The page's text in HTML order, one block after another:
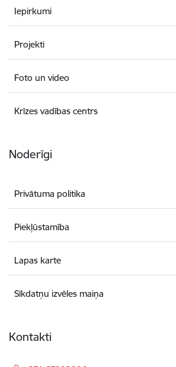
Iepirkumi
Projekti
Foto un video
Krīzes vadības centrs
Noderīgi
Privātuma politika
Piekļūstamība
Lapas karte
Sīkdatņu izvēles maiņa
Kontakti